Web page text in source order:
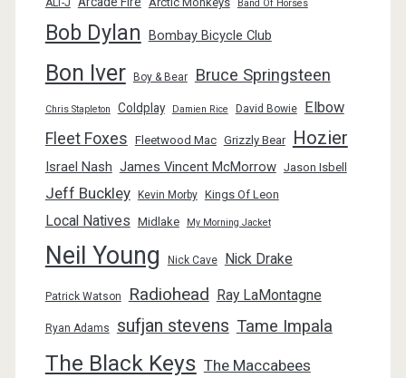
ALT-J Band Of Horses
Bob Dylan Bombay Bicycle Club
Bon Iver Boy & Bear Bruce Springsteen
Chris Stapleton Coldplay Damien Rice David Bowie Elbow
Fleet Foxes Fleetwood Mac Grizzly Bear Hozier
Israel Nash James Vincent McMorrow Jason Isbell
Jeff Buckley Kevin Morby Kings Of Leon
Local Natives Midlake My Morning Jacket
Neil Young Nick Cave Nick Drake
Patrick Watson Radiohead Ray LaMontagne
Ryan Adams sufjan stevens Tame Impala
The Black Keys The Maccabees